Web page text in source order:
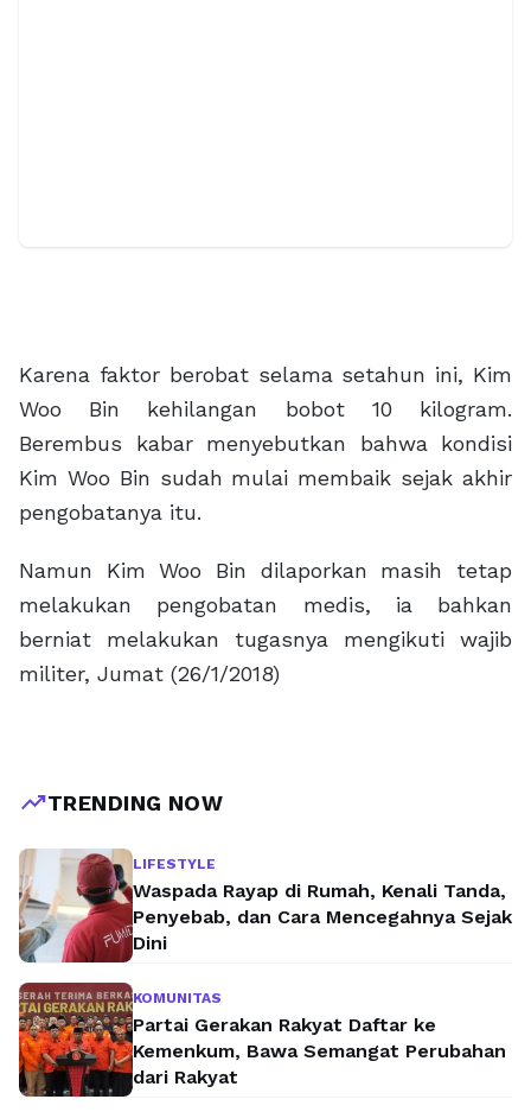
Karena faktor berobat selama setahun ini, Kim
Woo Bin kehilangan bobot 10 kilogram.
Berembus kabar menyebutkan bahwa kondisi
Kim Woo Bin sudah mulai membaik sejak akhir
pengobatanya itu.
Namun Kim Woo Bin dilaporkan masih tetap
melakukan pengobatan medis, ia bahkan
berniat melakukan tugasnya mengikuti wajib
militer, Jumat (26/1/2018)
trending_upTRENDING NOW
LIFESTYLE
Waspada Rayap di Rumah, Kenali Tanda,
Penyebab, dan Cara Mencegahnya Sejak
Dini
KOMUNITAS
Partai Gerakan Rakyat Daftar ke
Kemenkum, Bawa Semangat Perubahan
dari Rakyat